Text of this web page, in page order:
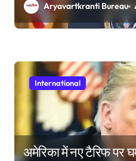
Aryavartkranti Bureau
International
अमेरिका में नए टैरिफ पर